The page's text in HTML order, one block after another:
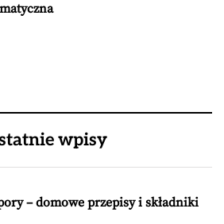
wpisy
– domowe przepisy i składniki